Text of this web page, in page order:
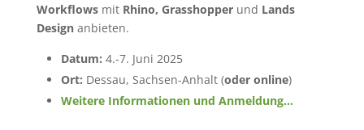
Workflowsmit Rhino, Grasshopperund Lands
Designanbieten.
Datum: 4.-7. Juni 2025
Ort: Dessau, Sachsen-Anhalt (oder online)
Weitere Informationen und Anmeldung…